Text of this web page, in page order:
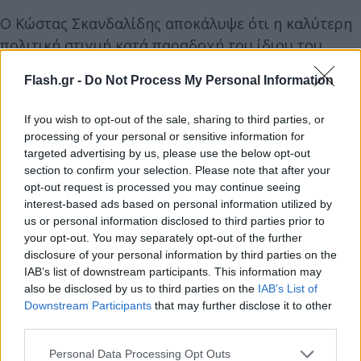
Flash.gr - Do Not Process My Personal Information
If you wish to opt-out of the sale, sharing to third parties, or
processing of your personal or sensitive information for
targeted advertising by us, please use the below opt-out
section to confirm your selection. Please note that after your
opt-out request is processed you may continue seeing
interest-based ads based on personal information utilized by
us or personal information disclosed to third parties prior to
your opt-out. You may separately opt-out of the further
disclosure of your personal information by third parties on the
IAB’s list of downstream participants. This information may
also be disclosed by us to third parties on the IAB’s List of
Downstream Participants that may further disclose it to other
Please note that this website/app uses one or more Google
Personal Data Processing Opt Outs
Ο Κώστας Σκανδαλίδης αποκάλυψε ότι η καλύτερη
πολιτική στιγμή κατά παραδοχή του ίδιου του
Κώστα Σημίτη ήταν το Ελσίνκι κι όχι η υιοθέτηση
του ευρώ και η ένταξη της χώρας στην Οικονομική